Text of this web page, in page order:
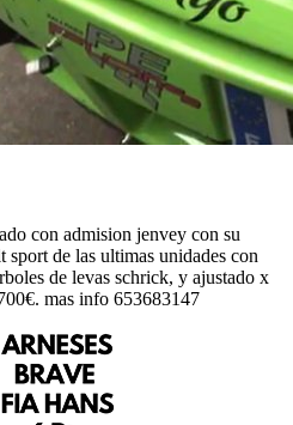
de las ultimas unidades con
de levas schrick, y ajustado x
mas info 653683147